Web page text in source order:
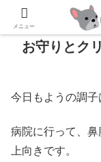
お守りとク
今日もようの調子
病院に行って、
上向きです。
メニュー